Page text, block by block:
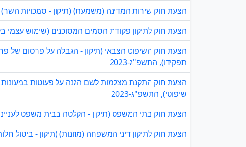
הצעת חוק שירות המדינה (משמעת) (תיקון - סמכויות השר)
הצעת חוק לתיקון פקודת הסמים המסוכנים (שימוש עצמי
הצעת חוק השיפוט הצבאי (תיקון - הגבלה על פרסום של
תפקידו), התשפ"ג-2023
הצעת חוק התקנת מצלמות לשם הגנה על פעוטות במעונות
שיפוטי), התשפ"ג-2023
הצעת חוק בתי המשפט (תיקון - הקלטה בבית משפט לענייני
הצעת חוק לתיקון דיני המשפחה (מזונות) (תיקון - ביטול חלות